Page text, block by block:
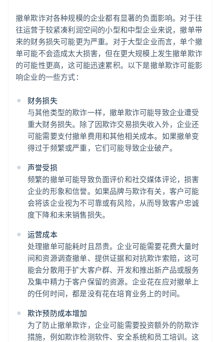
撤单欺诈对各种规模的企业都有显著的负面影响。对于往
往运营于较紧凑利润空间的小型和中型企业来说，撤单带
来的财务损失可能更为严重。对于大型企业而言，单个撤
单可能不会造成太大损害，但在更大规模上发生撤单欺诈
的可能性更高，这可能迅速累积。以下是撤单欺诈可能影
响企业的一些方式：
财务损失
与其他类型的欺诈一样，撤单欺诈可能导致企业遭受
重大财务损失。除了因欺诈交易损失收入外，企业还
可能需要支付撤单费用和其他相关成本。如果撤单变
得过于频繁或严重，它们可能导致企业破产。
声誉受损
频繁的撤单可能导致负面评价和社交媒体评论，损害
企业的形象和信誉。如果品牌与欺诈有关，客户可能
会将该企业视为不可靠或有风险，从而导致客户忠诚
度下降和未来销售损失。
运营成本
处理撤单可能耗时且昂贵。企业可能需要花费大量时
间和资源调查撤单、提供证据和对抗欺诈索赔，这可
能会分散用于扩大客户群、开发和推出新产品或服务
及集中精力于客户保留的资源。企业花在应对撤单上
的任何时间，都是没有花在培育业务上的时间。
欺诈预防成本增加
为了防止撤单欺诈，企业可能需要投资额外的防欺诈
措施，例如欺诈检测软件、安全系统和员工培训。这